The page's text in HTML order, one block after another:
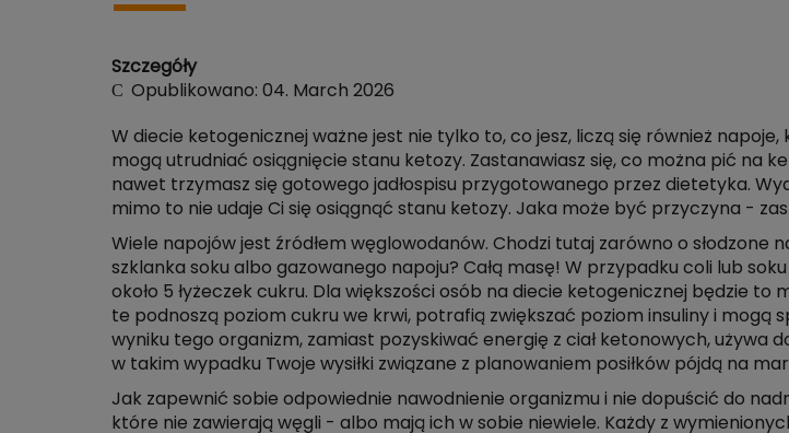
Szczegóły
Opublikowano: 04. March 2026
W diecie ketogenicznej ważne jest nie tylko to, co jesz, liczą się również
mogą utrudniać osiągnięcie stanu ketozy. Zastanawiasz się, co można pić na
nawet trzymasz się gotowego jadłospisu przygotowanego przez dietetyka.
mimo to nie udaje Ci się osiągnąć stanu ketozy. Jaka może być przyczyna -
Wiele napojów jest źródłem węglowodanów. Chodzi tutaj zarówno o słodzone
szklanka soku albo gazowanego napoju? Całą masę! W przypadku coli lub
około 5 łyżeczek cukru. Dla większości osób na diecie ketogenicznej będzie to
te podnoszą poziom cukru we krwi, potrafią zwiększać poziom insuliny i mogą
wyniku tego organizm, zamiast pozyskiwać energię z ciał ketonowych, używa
w takim wypadku Twoje wysiłki związane z planowaniem posiłków pójdą na
Jak zapewnić sobie odpowiednie nawodnienie organizmu i nie dopuścić do
które nie zawierają węgli - albo mają ich w sobie niewiele. Każdy z